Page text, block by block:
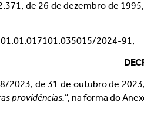
de 26 de dezembro de
2024-91,
2023, de 31 de outubro de
providências.”, na forma do